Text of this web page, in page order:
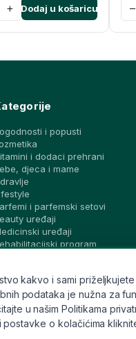
+ Dodaj u košaricu −
i popusti
i dodaci prehrani
djeca i mame
i parfemski setovi
uređaji
uređaji
program
kakvo i sami
podataka je nužna za
u našim Politikama
o kolačićima